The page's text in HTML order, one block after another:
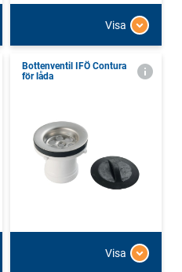
Visa
Bottenventil IFÖ Contura
för låda
Visa